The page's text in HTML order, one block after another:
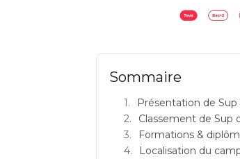
Sommaire
Présentation de
Classement de Sup
Formations &
Localisation du